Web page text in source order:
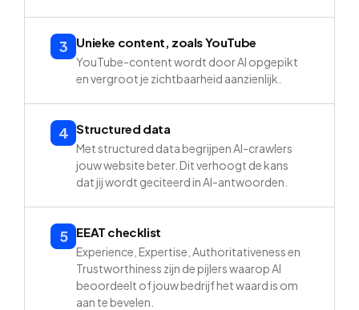
3 Unieke content, zoals YouTube
YouTube-content wordt door AI opgepikt
en vergroot je zichtbaarheid aanzienlijk.
4 Structured data
Met structured data begrijpen AI-crawlers
jouw website beter. Dit verhoogt de kans
dat jij wordt geciteerd in AI-antwoorden.
5 EEAT checklist
Experience, Expertise, Authoritativeness en
Trustworthiness zijn de pijlers waarop AI
beoordeelt of jouw bedrijf het waard is om
aan te bevelen.